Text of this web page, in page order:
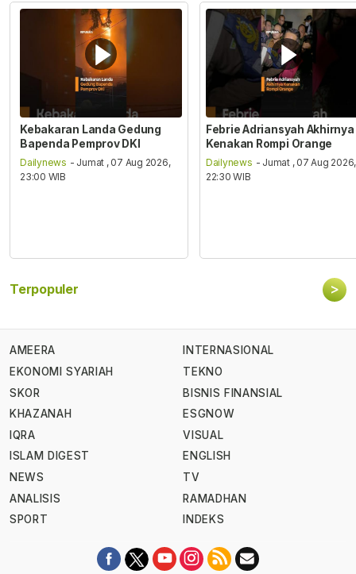
Kebakaran Landa Gedung
Bapenda Pemprov DKI
Dailynews - Jumat , 07 Aug 2026,
23:00 WIB
Febrie Adriansyah Akhirnya
Kenakan Rompi Orange
Dailynews - Jumat , 07 Aug 2026,
22:30 WIB
Terpopuler >
AMEERA
EKONOMI SYARIAH
SKOR
KHAZANAH
IQRA
ISLAM DIGEST
NEWS
ANALISIS
SPORT
INTERNASIONAL
TEKNO
BISNIS FINANSIAL
ESGNOW
VISUAL
ENGLISH
TV
RAMADHAN
INDEKS